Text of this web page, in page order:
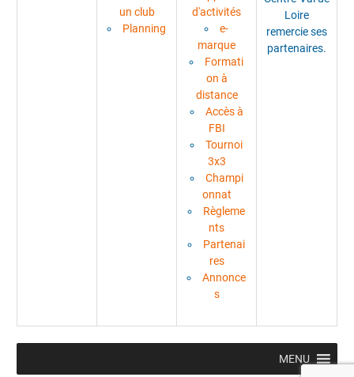
un club
Planning
d'activités
e-
marque
Formati
on à
distance
Accès à
FBI
Tournoi
3x3
Champi
onnat
Règleme
nts
Partenai
res
Annonce
s
Loire
remercie ses
partenaires.
MENU